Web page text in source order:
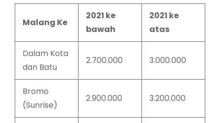
Malang Ke
2021 ke
bawah
2021 ke
atas
Dalam Kota
dan Batu
2.700.000 3.000.000
Bromo
(Sunrise)
2.900.000 3.200.000